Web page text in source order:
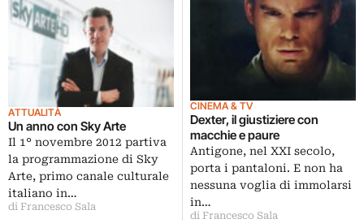
ATTUALITÀ
Un anno con Sky Arte
Il 1° novembre 2012 partiva
la programmazione di Sky
Arte, primo canale culturale
italiano in…
di Francesco Sala
CINEMA & TV
Dexter, il giustiziere con
macchie e paure
Antigone, nel XXI secolo,
porta i pantaloni. E non ha
nessuna voglia di immolarsi
in…
di Francesco Sala